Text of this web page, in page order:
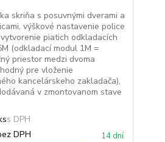
skriňa s posuvnými dverami a
výškové nastavenie police
piatich odkladacích
(odkladací modul 1M =
priestor medzi dvoma
pre vloženie
kancelárskeho zakladača),
v zmontovanom stave
DPH 14 dní